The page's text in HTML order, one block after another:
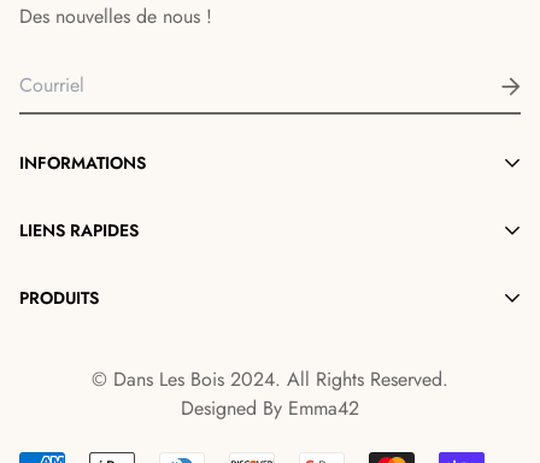
Des nouvelles de nous !
INFORMATIONS
Notre Histoire
Conseils d'entretien
Conditions générales d'utilisation
LIENS RAPIDES
Détaillants
PRODUITS
© Dans Les Bois 2024. All Rights Reserved.
Designed By Emma42